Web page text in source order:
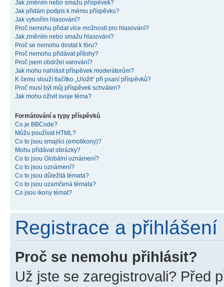
Jak změním nebo smažu příspěvek?
Jak přidám podpis k mému příspěvku?
Jak vytvořím hlasování?
Proč nemohu přidat více možností pro hlasování?
Jak změním nebo smažu hlasování?
Proč se nemohu dostat k fóru?
Proč nemohu přidávat přílohy?
Proč jsem obdržel varování?
Jak mohu nahlásit příspěvek moderátorům?
K čemu slouží tlačítko „Uložit“ při psaní příspěvků?
Proč musí být můj příspěvek schválen?
Jak mohu oživit svoje téma?
Formátování a typy příspěvků
Co je BBCode?
Můžu používat HTML?
Co to jsou smajlíci (emotikony)?
Mohu přidávat obrázky?
Co to jsou Globální oznámení?
Co to jsou oznámení?
Co to jsou důležitá témata?
Co to jsou uzamčená témata?
Co jsou ikony témat?
Registrace a přihlášení
Proč se nemohu přihlásit?
Už jste se zaregistrovali? Před